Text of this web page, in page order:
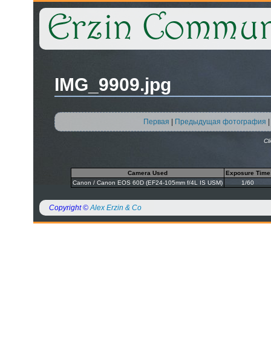
IMG_9909.jpg
Первая Предыдущая фотография
Camera Used
Exposure Time
Canon / Canon EOS 60D (EF24-105mm f/4L IS USM)
1/60
Copyright ©Alex Erzin & Co